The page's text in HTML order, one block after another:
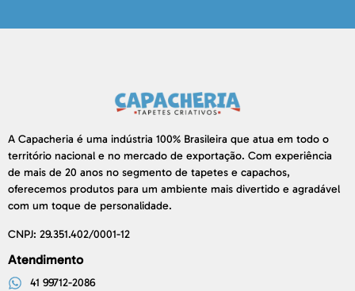
A Capacheria é uma indústria 100% Brasileira que atua em todo o
território nacional e no mercado de exportação. Com experiência
de mais de 20 anos no segmento de tapetes e capachos,
oferecemos produtos para um ambiente mais divertido e agradável
com um toque de personalidade.
CNPJ: 29.351.402/0001-12
Atendimento
41 99712-2086